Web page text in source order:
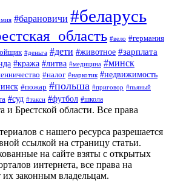
#барановичи #беларусь
#вело #германия
#деньга #дети #животное #зарплата
#кража #литва #медицина #минск
#налог #наркотик #недвижимость
#пожар #польша #приговор #пьяный
#суд #такси #футбол #школа
и Брестской области. Все права
с нашего ресурса разрешается
ссылкой на страницу статьи.
на сайте взяты с открытых
интернета, все права на
их законным владельцам.